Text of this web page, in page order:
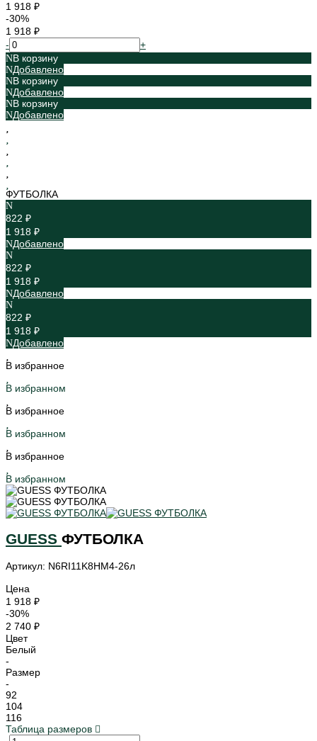
1 918 ₽
-30%
1 918 ₽
-
+
В корзину
Добавлено
В корзину
Добавлено
В корзину
Добавлено
ФУТБОЛКА
822 ₽
1 918 ₽
Добавлено
822 ₽
1 918 ₽
Добавлено
822 ₽
1 918 ₽
Добавлено
В избранное
В избранном
В избранное
В избранном
В избранное
В избранном
GUESS ФУТБОЛКА
Артикул: N6RI11K8HM4-26л
Цена
1 918 ₽
-30%
2 740 ₽
Цвет
Белый
-
Размер
-
92
104
116
Таблица размеров